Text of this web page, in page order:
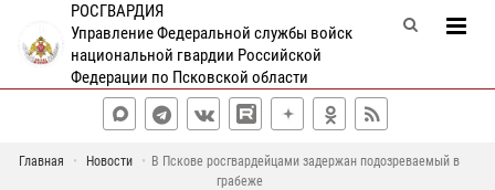
РОСГВАРДИЯ
Управление Федеральной службы войск
национальной гвардии Российской
Федерации по Псковской области
Главная Новости
В Пскове росгвардейцами задержан подозреваемый в
грабеже